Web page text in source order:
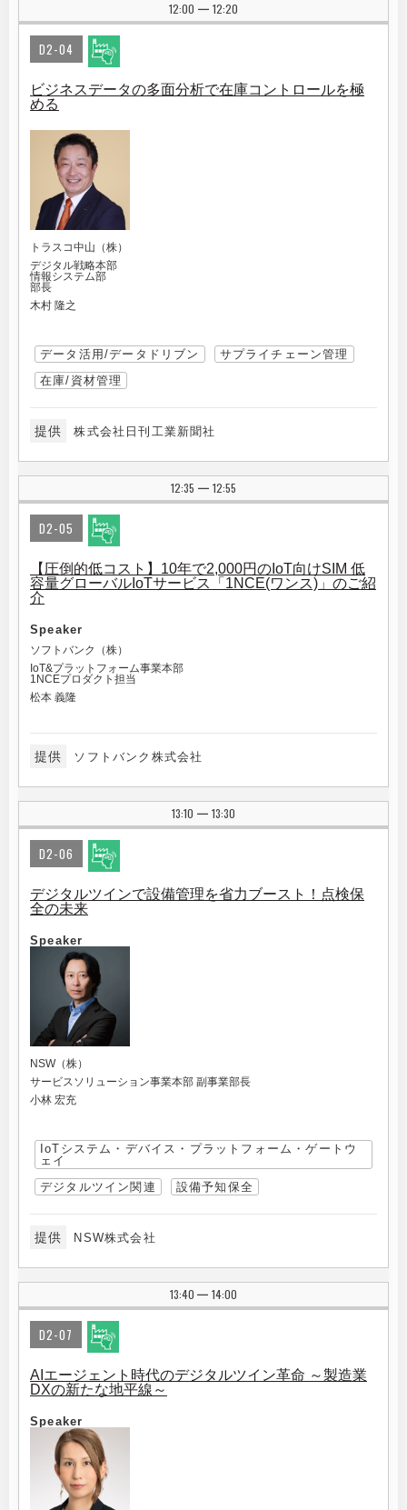
12:00 | 12:20
D2-04
ビジネスデータの多面分析で在庫コントロールを極
める
トラスコ中山（株）
デジタル戦略本部
情報システム部
部長
木村 隆之
データ活用/データドリブン
サプライチェーン管理
在庫/資材管理
提供 株式会社日刊工業新聞社
12:35 | 12:55
D2-05
【圧倒的低コスト】10年で2,000円のIoT向けSIM 低
容量グローバルIoTサービス「1NCE(ワンス)」のご紹
介
Speaker
ソフトバンク（株）
IoT&プラットフォーム事業本部
1NCEプロダクト担当
松本 義隆
提供 ソフトバンク株式会社
13:10 | 13:30
D2-06
デジタルツインで設備管理を省力ブースト！点検保
全の未来
Speaker
NSW（株）
サービスソリューション事業本部 副事業部長
小林 宏充
IoTシステム・デバイス・プラットフォーム・ゲートウ
ェイ
デジタルツイン関連
設備予知保全
提供 NSW株式会社
13:40 | 14:00
D2-07
AIエージェント時代のデジタルツイン革命 ～製造業
DXの新たな地平線～
Speaker